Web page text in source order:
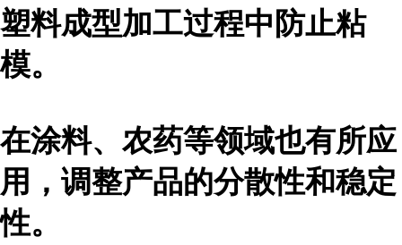
塑料成型加工过程中防止粘
模。
在涂料、农药等领域也有所应
用，调整产品的分散性和稳定
性。